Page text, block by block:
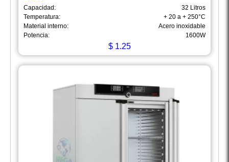
Capacidad:
32 Litros
Temperatura:
+ 20 a + 250°C
Material interno:
Acero inoxidable
Potencia:
1600W
$ 1.25